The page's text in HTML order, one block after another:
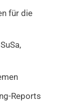
für die
Reports